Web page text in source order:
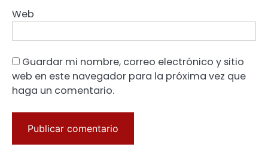
Web
Guardar mi nombre, correo electrónico y sitio
web en este navegador para la próxima vez que
haga un comentario.